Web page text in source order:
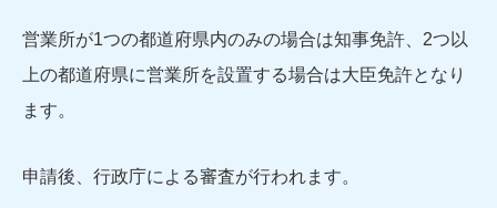
営業所が1つの都道府県内のみの場合は知事免許、2つ以
上の都道府県に営業所を設置する場合は大臣免許となり
ます。
申請後、行政庁による審査が行われます。